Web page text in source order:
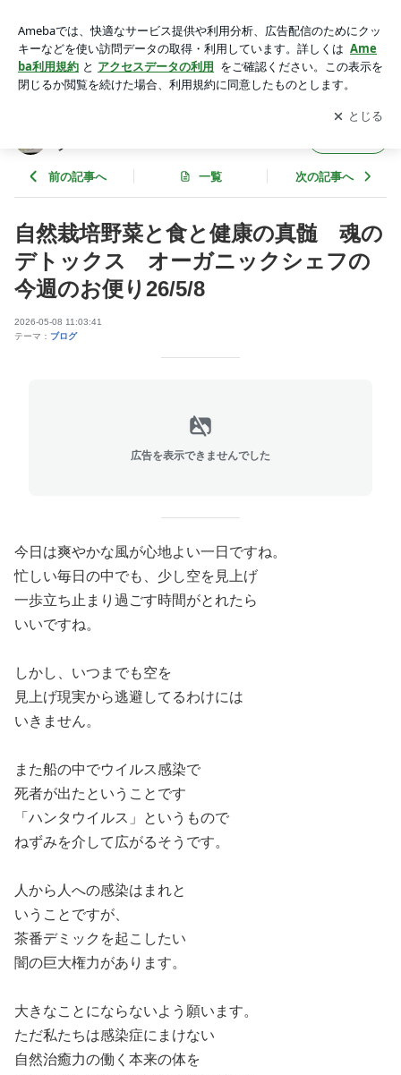
クシェフの今週のお便り26/5/8 | 自然食堂こひつじやbyハレル
ヤカフェのブログ
アプリをダウンロードして ブログの更新通知
を受け取りまし
ょう。
開く
グ
前の記事へ 一覧 次の記事へ
自然栽培野菜と食と健康の真髄 魂の
デトックス オーガニックシェフの
今週のお便り26/5/8
2026-05-08 11:03:41
テーマ： ブログ
広告を表示できませんでした
今日は爽やかな風が心地よい一日ですね。
忙しい毎日の中でも、少し空を見上げ
一歩立ち止まり過ごす時間がとれたら
いいですね。
しかし、いつまでも空を
見上げ現実から逃避してるわけには
いきません。
また船の中でウイルス感染で
死者が出たということです
「ハンタウイルス」というもので
ねずみを介して広がるそうです。
人から人への感染はまれと
いうことですが、
茶番デミックを起こしたい
闇の巨大権力があります。
大きなことにならないよう願います。
ただ私たちは感染症にまけない
自然治癒力の働く本来の体を